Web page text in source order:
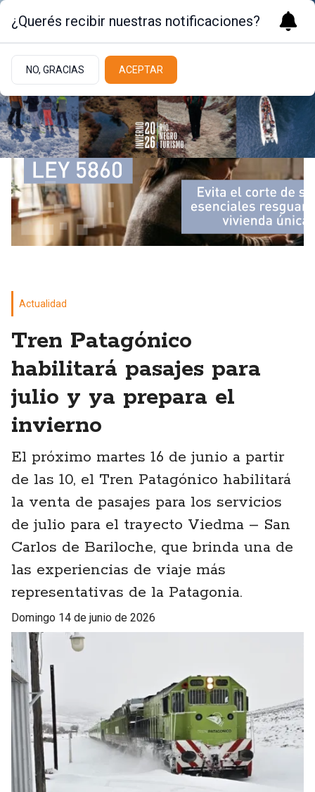
Actualidad
Tren Patagónico
habilitará pasajes para
julio y ya prepara el
invierno
El próximo martes 16 de junio a partir
de las 10, el Tren Patagónico habilitará
la venta de pasajes para los servicios
de julio para el trayecto Viedma – San
Carlos de Bariloche, que brinda una de
las experiencias de viaje más
representativas de la Patagonia.
domingo 14 de junio de 2026
¿Querés recibir nuestras notificaciones?
NO, GRACIAS ACEPTAR